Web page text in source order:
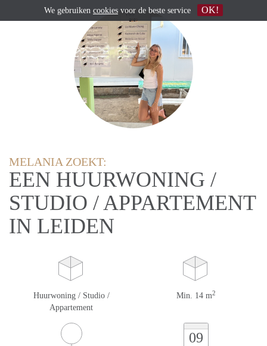
MELANIA ZOEKT:
EEN HUURWONING /
STUDIO / APPARTEMENT
IN LEIDEN
Huurwoning / Studio /
Appartement
Min. 14 m2
09
We gebruiken cookies voor de beste service OK!